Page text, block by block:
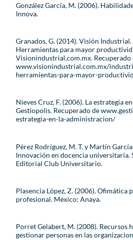
González García, M. (2006).
Innova.
Granados, G. (2014). Visión
Herramientas para mayor
Visionindustrial.com.mx. Recuperado
www.visionindustrial.com.mx/
herramientas-para-mayor-
Nieves Cruz, F. (2006). La estrategia
Gestiopolis. Recuperado de
estrategia-en-la-administracion/
Pérez Rodríguez, M. T. y Martín
Innovación en docencia universitaria.
Editorial Club Universitario.
Plasencia López, Z. (2006). Ofimática
profesional. México: Anaya.
Porret Gelabert, M. (2008). Recursos
gestionar personas en las